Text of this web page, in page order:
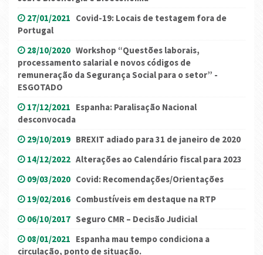
27/01/2021 Covid-19: Locais de testagem fora de
Portugal
28/10/2020 Workshop “Questões laborais,
processamento salarial e novos códigos de
remuneração da Segurança Social para o setor” -
ESGOTADO
17/12/2021 Espanha: Paralisação Nacional
desconvocada
29/10/2019 BREXIT adiado para 31 de janeiro de 2020
14/12/2022 Alterações ao Calendário fiscal para 2023
09/03/2020 Covid: Recomendações/Orientações
19/02/2016 Combustíveis em destaque na RTP
06/10/2017 Seguro CMR – Decisão Judicial
08/01/2021 Espanha mau tempo condiciona a
circulação, ponto de situação.